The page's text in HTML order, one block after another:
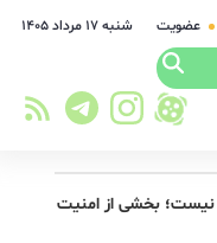
عضویت شنبه ۱۷ مرداد ۱۴۰۵
بخشی از امنیت